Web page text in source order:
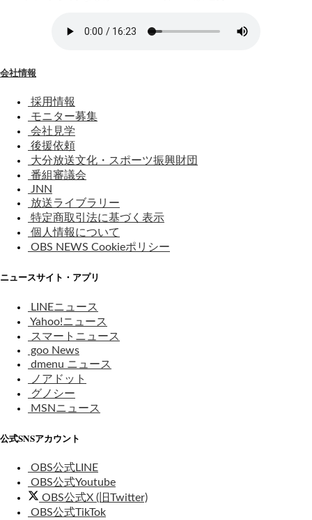
会社情報
採用情報
モニター募集
会社見学
後援依頼
大分放送文化・スポーツ振興財団
番組審議会
JNN
放送ライブラリー
特定商取引法に基づく表示
個人情報について
OBS NEWS Cookieポリシー
ニュースサイト・アプリ
LINEニュース
Yahoo!ニュース
スマートニュース
goo News
dmenu ニュース
ノアドット
グノシー
MSNニュース
公式SNSアカウント
OBS公式LINE
OBS公式Youtube
OBS公式X (旧Twitter)
OBS公式TikTok